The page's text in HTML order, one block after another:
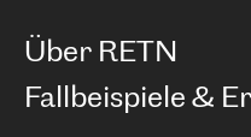
Über RETN
Unternehmen
Fallbeispiele &